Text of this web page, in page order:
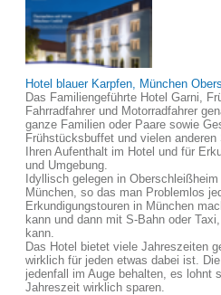
Hotel blauer Karpfen, München
Das Familiengeführte Hotel Garni,
Fahrradfahrer und Motorradfahrer
ganze Familien oder Paare sowie
Frühstücksbuffet und vielen
Ihren Aufenthalt im Hotel und für
und Umgebung.
Idyllisch gelegen in
München, so das man Problemlos
Erkundigungstouren in München
kann und dann mit S-Bahn oder
kann.
Das Hotel bietet viele Jahreszeiten
wirklich für jeden etwas dabei ist.
jedenfall im Auge behalten, es lohnt
Jahreszeit wirklich sparen.